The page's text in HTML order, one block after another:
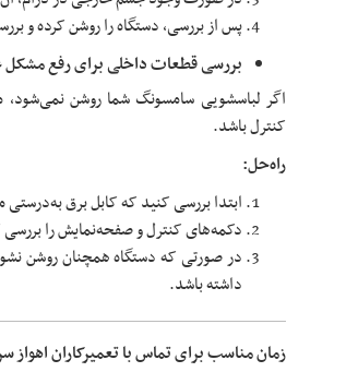
پس از بررسی، دستگاه را روشن کرده و
بررسی قطعات داخلی برای رفع
اگر لباسشویی سامسونگ شما روشن نمی‌شود،
کنترل باشد.
راه‌حل:
ابتدا بررسی کنید که کابل برق
دکمه‌های کنترل و صفحه‌نمایش را
در صورتی که دستگاه همچنان روشن
داشته باشد.
زمان مناسب برای تماس با تعمیرکاران اهواز